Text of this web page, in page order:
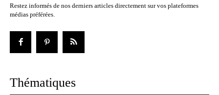
Restez informés de nos derniers articles directement sur vos plateformes
médias préférées.
Thématiques